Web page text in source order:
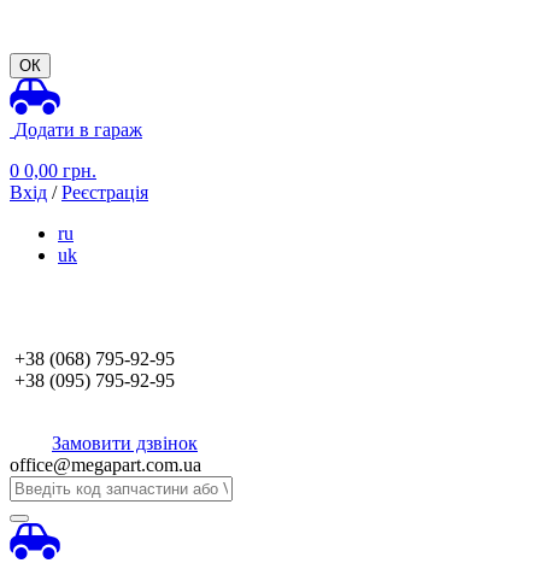
ОК
Додати в гараж
0 0,00 грн.
Вхід /Реєстрація
ru
uk
+38 (068) 795-92-95
+38 (095) 795-92-95
Замовити дзвінок
office@megapart.com.ua